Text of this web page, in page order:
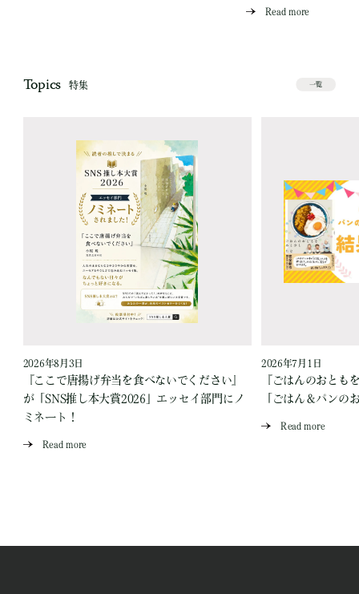
Read more
Topics 特集 一覧
2026年8月3日
『ここで唐揚げ弁当を食べないでください』
が「SNS推し本大賞2026」エッセイ部門にノ
ミネート！
Read more
2026年7月1日
『ごはんのおとも
「ごはん＆パンの
Read more